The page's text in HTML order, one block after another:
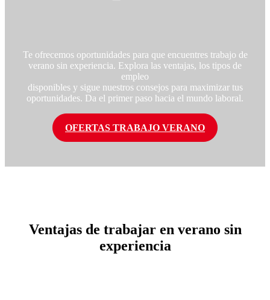
Te ofrecemos oportunidades para que encuentres trabajo de
verano sin experiencia. Explora las ventajas, los tipos de
empleo
disponibles y sigue nuestros consejos para maximizar tus
oportunidades. Da el primer paso hacia el mundo laboral.
OFERTAS TRABAJO VERANO
Ventajasde trabajar en verano sin
experiencia